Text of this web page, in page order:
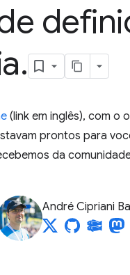
.
(link em inglês), com o
prontos para
da
André Cipriani